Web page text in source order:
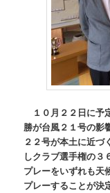
１０月２２日に予
勝が台風２１号の影
２２号が本土に近づ
しクラブ選手権の３
プレーをいずれも天
プレーすることが決